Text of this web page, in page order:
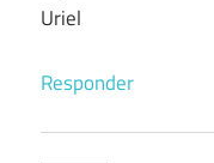
Uriel
Responder